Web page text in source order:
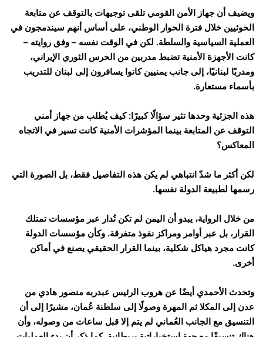
ويضيف أن جهاز الأمن القومي تلقى توجيهات بالتوقف عن متابعة
الحوثيين خلال فترة الحوار الوطني، على أساس أنهم سيندمجون في
العملية السياسية والسلطة. لكن في الوقت نفسه – وفق روايته –
كانت الأجهزة الأمنية تضبط مدربين من الحرس الثوري الإيراني،
ومدربًا لبنانيًا، إلى جانب يمنيين كانوا يسافرون إلى لبنان للتدريب
بأسماء مستعارة.
هذه الجزئية وحدها تثير سؤالًا كبيرًا: كيف يُطلب من جهاز أمني
التوقف عن المتابعة بينما المؤشرات الأمنية كانت تسير في الاتجاه
المعاكس؟
لكن أكثر ما شدّ انتباهي لم يكن هذه التفاصيل فقط، بل الصورة التي
رسمها لطبيعة الدولة نفسها.
من خلال الرواية، يبدو أن اليمن لم تكن تُدار عبر مؤسسات تمتلك
القرار، بل عبر أوامر ومراكز نفوذ متفرقة. وكأن مؤسسات الدولة
كانت مجرد هياكل شكلية، بينما القرار الحقيقي يصنع في أماكن
أخرى.
وتحدث الأحمدي أيضًا عن هروب الرئيس عبدربه منصور هادي من
عدن إلى المكلا ثم المهرة وصولًا إلى سلطنة عُمان، مشيرًا إلى أن
التنسيق مع الجانب العُماني لم يتم إلا قبل ساعات من وصوله، وأن